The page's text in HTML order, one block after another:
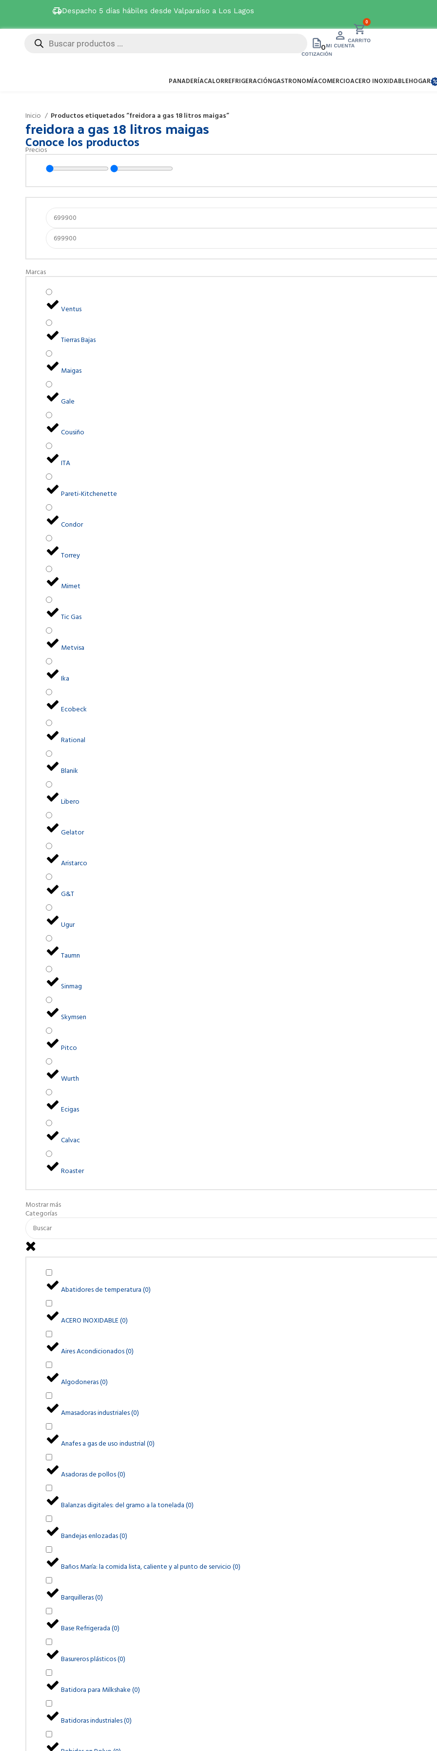
Despacho 5 días hábiles desde Valparaíso a Los Lagos Ver
0
0
PANADERÍACALORREFRIGERACIÓNGASTRONOMÍACOMERCIOACERO INOXIDABLEHOGAR
Inicio Productos etiquetados “freidora a gas 18 litros maigas”
freidora a gas 18 litros maigas
Conoce los productos
Precios
Marcas
Ventus
Tierras Bajas
Maigas
Gale
Cousiño
ITA
Pareti-Kitchenette
Condor
Torrey
Mimet
Tic Gas
Metvisa
Ika
Ecobeck
Rational
Blanik
Libero
Gelator
Aristarco
G&T
Ugur
Taumn
Sinmag
Skymsen
Pitco
Wurth
Ecigas
Calvac
Roaster
Mostrar más
Categorías
Abatidores de temperatura(0)
ACERO INOXIDABLE(0)
Aires Acondicionados(0)
Algodoneras(0)
Amasadoras industriales(0)
Anafes a gas de uso industrial(0)
Asadoras de pollos(0)
Balanzas digitales: del gramo a la tonelada(0)
Bandejas enlozadas(0)
Baños María: la comida lista, caliente y al punto de servicio(0)
Barquilleras(0)
Base Refrigerada(0)
Basureros plásticos(0)
Batidora para Milkshake(0)
Batidoras industriales(0)